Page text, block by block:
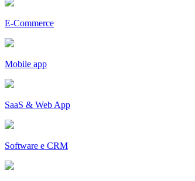
E-Commerce
Mobile app
SaaS & Web App
Software e CRM